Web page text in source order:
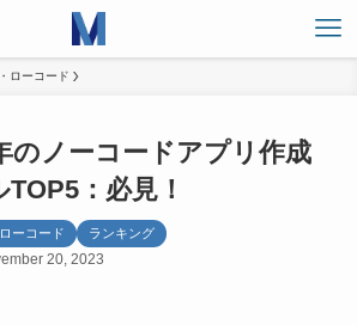
ローコード
のノーコードアプリ作成
：必見！
ーコード ランキング
20, 2023